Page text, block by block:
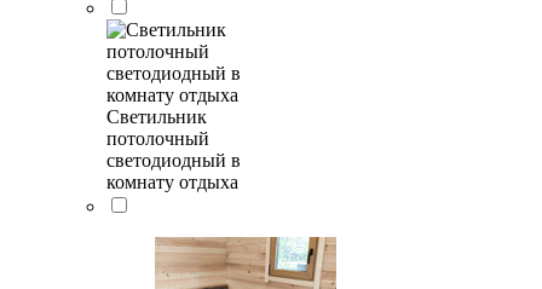
Светильник
потолочный
светодиодный в
комнату отдыха